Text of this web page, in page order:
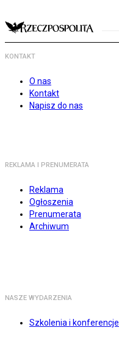
KONTAKT
O nas
Kontakt
Napisz do nas
REKLAMA I PRENUMERATA
Reklama
Ogłoszenia
Prenumerata
Archiwum
NASZE WYDARZENIA
Szkolenia i konferencje